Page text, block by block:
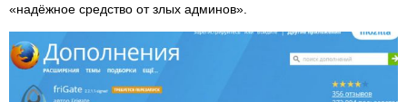
«надёжное средство от злых админов».